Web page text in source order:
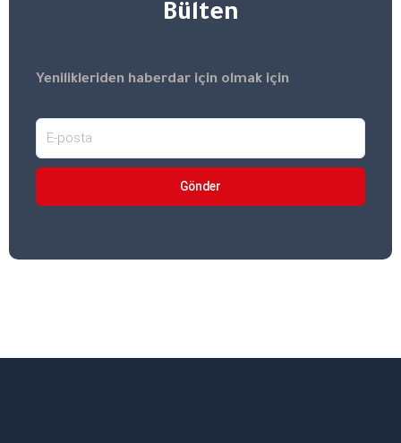
Bülten​
Yenilikleriden haberdar için olmak için
Gönder